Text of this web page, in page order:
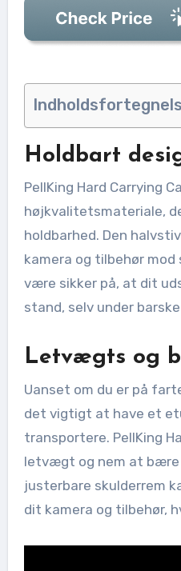
Holdbart
PellKing Hard Carrying
højkvalitetsmateriale,
holdbarhed. Den
kamera og tilbehør mod
være sikker på, at dit
stand, selv under
Letvægts og
Uanset om du er på
det vigtigt at have et
transportere. PellKing
letvægt og nem at bære
justerbare skulderrem
dit kamera og tilbehør,